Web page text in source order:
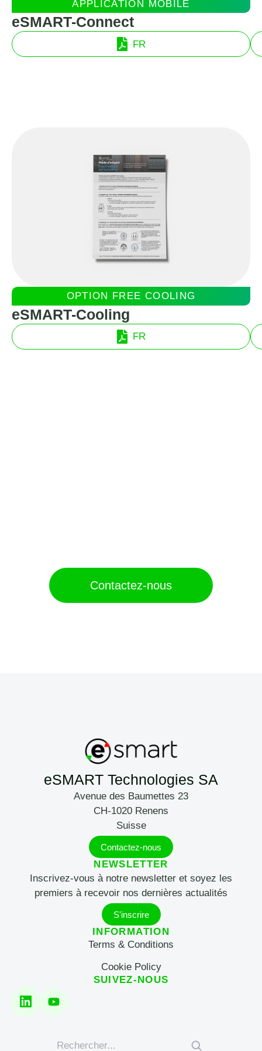
APPLICATION MOBILE
eSMART-Connect
FR
OPTION FREE COOLING
eSMART-Cooling
FR
Contactez-nous
eSMART Technologies SA
Avenue des Baumettes 23
CH-1020 Renens
Suisse
Contactez-nous
NEWSLETTER
Inscrivez-vous à notre newsletter et soyez les
premiers à recevoir nos dernières actualités
S'inscrire
INFORMATION
Terms & Conditions
Cookie Policy
SUIVEZ-NOUS